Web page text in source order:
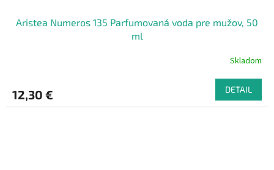
Aristea Numeros 135 Parfumovaná voda pre mužov, 50
ml
Skladom
12,30 € DETAIL